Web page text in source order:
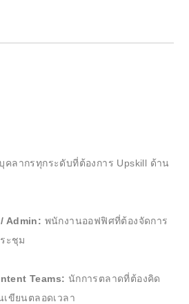
ลากรทุกระดับที่ต้องการ Upskill ด้าน
Admin: พนักงานออฟฟิศที่ต้องจัดการ
ะชุม
Teams: นักการตลาดที่ต้องคิด
ขียนตลอดเวลา